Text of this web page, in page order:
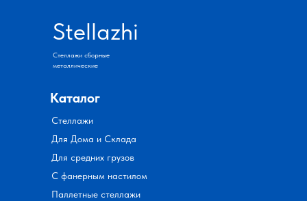
Стеллажи сборные
металлические
Stellazhi
Каталог
Стеллажи
Для Дома и Склада
Для средних грузов
С фанерным настилом
Паллетные стеллажи